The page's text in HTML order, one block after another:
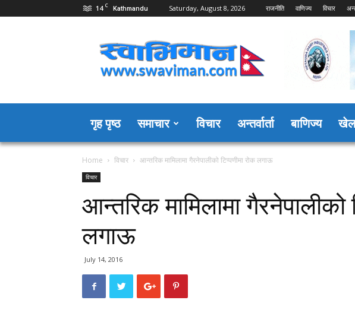
14 C Kathmandu Saturday, August 8, 2026 राजनीति वाणिज्य विचार
Swaviman
Nepal
गृह पृष्ठ समाचार विचार अन्तर्वार्ता बाणिज्य
Home विचार आन्तरिक मामिलामा गैरनेपालीको टिप्पणीमा रोक लगाऊ
विचार
आन्तरिक मामिलामा गैरनेपालीको
लगाऊ
July 14, 2016